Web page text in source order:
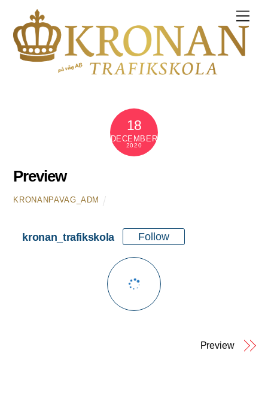
M
e
18
DECEMBER
2020
Preview
KRONANPAVAG_ADM
kronan_trafikskola Follow
Preview